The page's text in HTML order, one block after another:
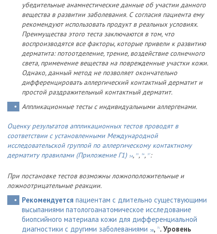
убедительные анамнестические данные об участии данного
вещества в развитии заболевания. С согласия пациента ему
рекомендуют использовать продукт в реальных условиях.
Преимущества этого теста заключаются в том, что
воспроизводятся все факторы, которые привели к развитию
дерматита: потоотделение, трение, воздействие солнечного
света, применение вещества на поврежденные участки кожи.
Однако, данный метод не позволяет окончательно
дифференцировать аллергический контактный дерматит и
простой раздражительный контактный дерматит.
Аппликационные тесты с индивидуальными аллергенами.
Оценку результатов аппликационных тестов проводят в
соответствии с установленными Международной
исследовательской группой по аллергическому контактному
дерматиту правилами (Приложение Г1) 34, 35, 36, 37:
При постановке тестов возможны ложноположительные и
ложноотрицательные реакции.
Рекомендуется пациентам с длительно существующими
высыпаниями патологоанатомическое исследование
биопсийного материала кожи для дифференциальной
диагностики с другими заболеваниями 38, 71. Уровень